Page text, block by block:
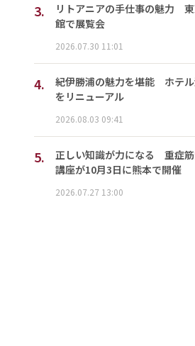
3.
リトアニアの手仕事の魅力
館で展覧会
2026.07.30 11:01
4.
紀伊勝浦の魅力を堪能 ホテ
をリニューアル
2026.08.03 09:41
5.
正しい知識が力になる 重症
講座が10月3日に熊本で開催
2026.07.27 13:00